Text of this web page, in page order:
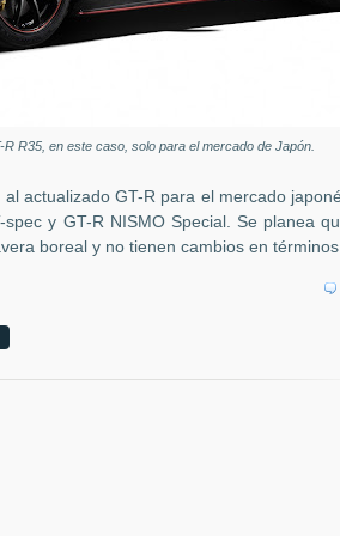
R35, en este caso, solo para el mercado de Japón.
actualizado GT-R para el mercado
y GT-R NISMO Special. Se planea
boreal y no tienen cambios en términos